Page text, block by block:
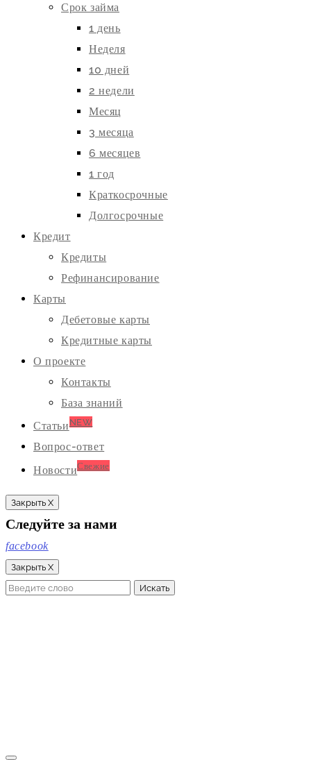
Срок займа
1 день
Неделя
10 дней
2 недели
Месяц
3 месяца
6 месяцев
1 год
Краткосрочные
Долгосрочные
Кредит
Кредиты
Рефинансирование
Карты
Дебетовые карты
Кредитные карты
О проекте
Контакты
База знаний
СтатьиNEW
Вопрос-ответ
НовостиСвежие
Закрыть X
Следуйте за нами
facebook
Закрыть X